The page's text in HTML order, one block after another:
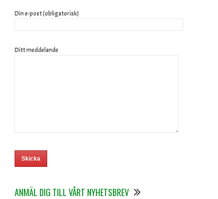
Din e-post (obligatorisk)
Ditt meddelande
ANMÄL DIG TILL VÅRT NYHETSBREV